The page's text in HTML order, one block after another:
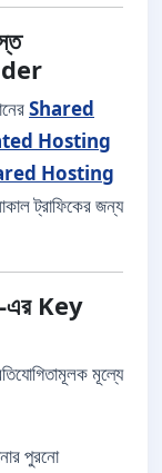
Shared
Hosting
Hosting
ট্রাফিকের জন্য
Key
মূল্যে
পুরনো